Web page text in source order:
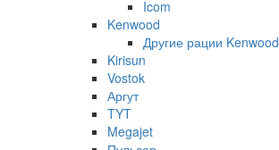
Icom
Kenwood
Другие рации Kenwood
Kirisun
Vostok
Аргут
TYT
Megajet